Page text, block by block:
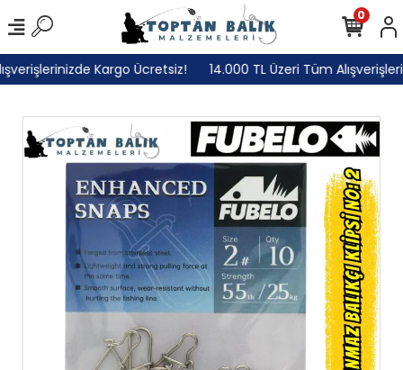
Kargo Ücretsiz! 14.000 TL Üzeri Tüm
0